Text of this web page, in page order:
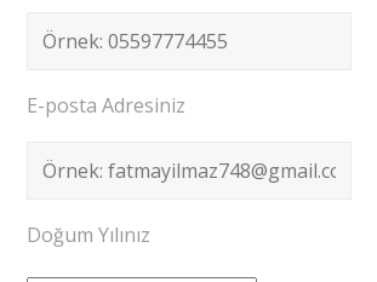
E-posta Adresiniz
Doğum Yılınız